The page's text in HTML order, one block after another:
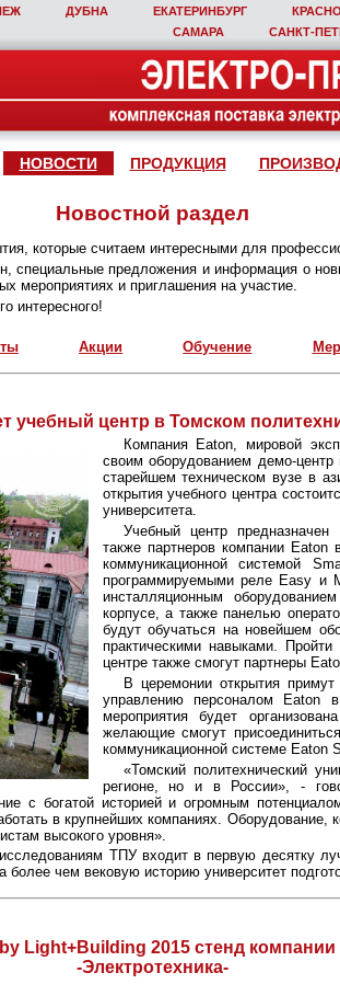
ДУБНА ЕКАТЕРИНБУРГ
САМАРА
НОВОСТИ ПРОДУКЦИЯ
Новостной раздел
которые считаем интересными для
специальные предложения и информация о
мероприятиях и приглашения на участие.
интересного!
Акции Обучение
учебный центр в Томском
Компания Eaton, мировой
своим оборудованием демо-
старейшем техническом вузе в
открытия учебного центра
университета.
Учебный центр предназначен
также партнеров компании Eaton
коммуникационной системой
программируемыми реле Easy и
инсталляционным
корпусе, а также панелью
будут обучаться на новейшем
практическими навыками.
центре также смогут партнеры
В церемонии открытия
управлению персоналом Eaton
мероприятия будет
желающие смогут
коммуникационной системе Eaton
«Томский политехнический
регионе, но и в России», -
с богатой историей и огромным
в крупнейших компаниях. Оборудование,
высокого уровня».
ТПУ входит в первую десятку
чем вековую историю университет
Light+Building 2015 стенд
-Электротехника-